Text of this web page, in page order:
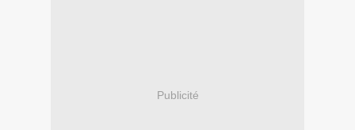
Publicité